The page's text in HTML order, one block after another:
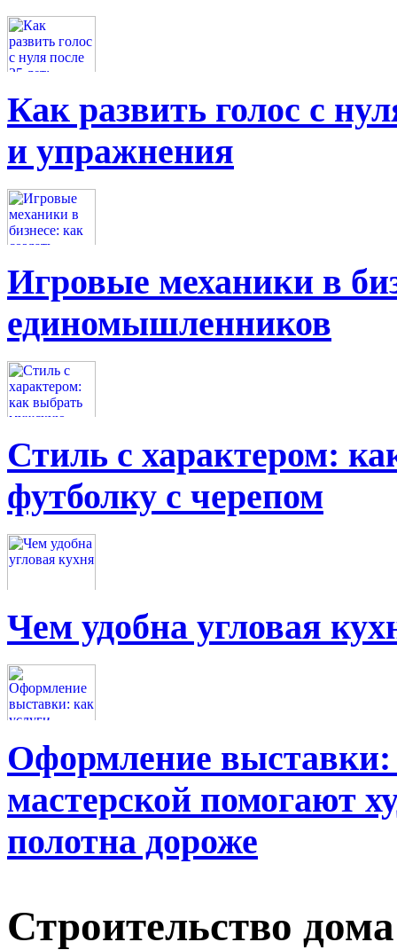
Как развить голос с
и упражнения
Игровые механики в
единомышленников
Стиль с характером:
футболку с черепом
Чем удобна угловая
Оформление выставки:
мастерской помогают
полотна дороже
Строительство